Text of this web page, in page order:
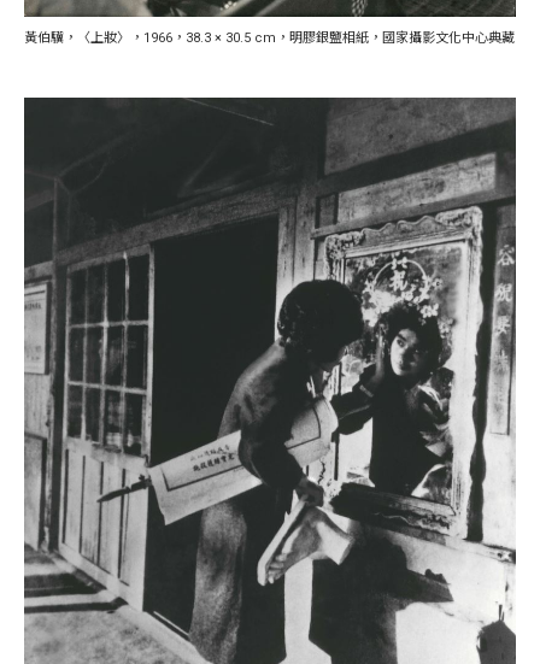
黃伯驥，〈上妝〉，1966，38.3 × 30.5 cm，明膠銀鹽相紙，國家攝影文化中心典藏